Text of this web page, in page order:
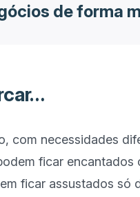
de forma
com necessidades
ficar
ficar assustados só